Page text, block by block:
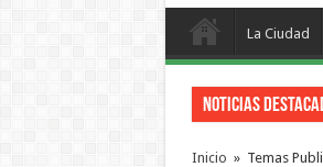
La Ciudad
Noticias
Inicio » Temas